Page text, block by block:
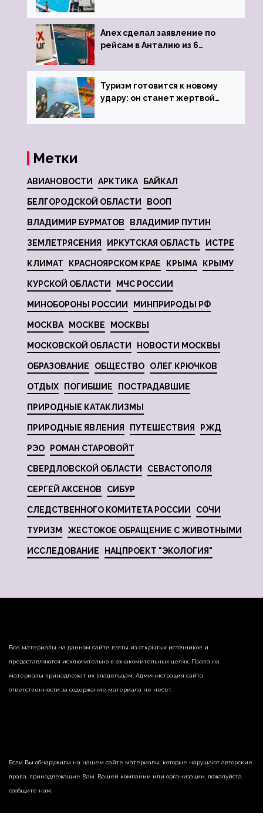
Anex сделал заявление по
рейсам в Анталию из 6
Туризм готовится к новому
удару: он станет жертвой
Метки
АВИАНОВОСТИ АРКТИКА БАЙКАЛ
БЕЛГОРОДСКОЙ ОБЛАСТИ ВООП
ВЛАДИМИР БУРМАТОВ ВЛАДИМИР ПУТИН
ЗЕМЛЕТРЯСЕНИЯ ИРКУТСКАЯ ОБЛАСТЬ ИСТРЕ
КЛИМАТ КРАСНОЯРСКОМ КРАЕ КРЫМА КРЫМУ
КУРСКОЙ ОБЛАСТИ МЧС РОССИИ
МИНОБОРОНЫ РОССИИ МИНПРИРОДЫ РФ
МОСКВА МОСКВЕ МОСКВЫ
МОСКОВСКОЙ ОБЛАСТИ НОВОСТИ МОСКВЫ
ОБРАЗОВАНИЕ ОБЩЕСТВО ОЛЕГ КРЮЧКОВ
ОТДЫХ ПОГИБШИЕ ПОСТРАДАВШИЕ
ПРИРОДНЫЕ КАТАКЛИЗМЫ
ПРИРОДНЫЕ ЯВЛЕНИЯ ПУТЕШЕСТВИЯ РЖД
РЭО РОМАН СТАРОВОЙТ
СВЕРДЛОВСКОЙ ОБЛАСТИ СЕВАСТОПОЛЯ
СЕРГЕЙ АКСЕНОВ СИБУР
СЛЕДСТВЕННОГО КОМИТЕТА РОССИИ СОЧИ
ТУРИЗМ ЖЕСТОКОЕ ОБРАЩЕНИЕ С ЖИВОТНЫМИ
ИССЛЕДОВАНИЕ НАЦПРОЕКТ "ЭКОЛОГИЯ"
Все материалы на данном сайте взяты из открытых источников и
предоставляются исключительно в ознакомительных целях. Права на
материалы принадлежат их владельцам. Администрация сайта
ответственности за содержание материала не несет.
Если Вы обнаружили на нашем сайте материалы, которые нарушают авторские
права, принадлежащие Вам, Вашей компании или организации, пожалуйста,
сообщите нам.